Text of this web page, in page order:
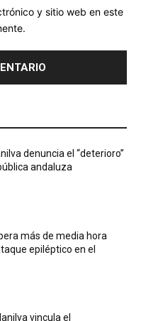
y sitio web en este
denuncia el “deterioro”
andaluza
más de media hora
epiléptico en el
vincula el